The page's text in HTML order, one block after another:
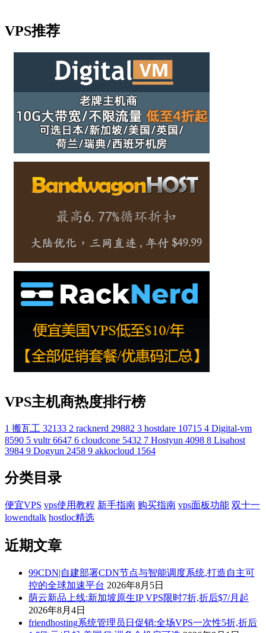
VPS推荐
VPS主机商热度排行榜
1 搬瓦工 32133 2 racknerd 29882 3 hostdare 10715 4 Digital-vm
8590 5 vultr 6647 6 cloudcone 5432 7 Hostyun 4098 8 Lisahost
3984 9 Dogyun 2458 9 akkocloud 1564
分类目录
便宜VPS vps使用教程 新手指南 购买指南 vps面板功能 双十一
lowendtalk hostloc精选
近期文章
99CDN|自建部署CDN节点与智能调度系统,打造自主可
控的全球加速平台 2026年8月5日
荫云新品上线:新加坡原生IP VPS限时7折,折后$7/月起
2026年8月4日
friendhosting系统管理员日促销:全场VPS一次性5折,折后